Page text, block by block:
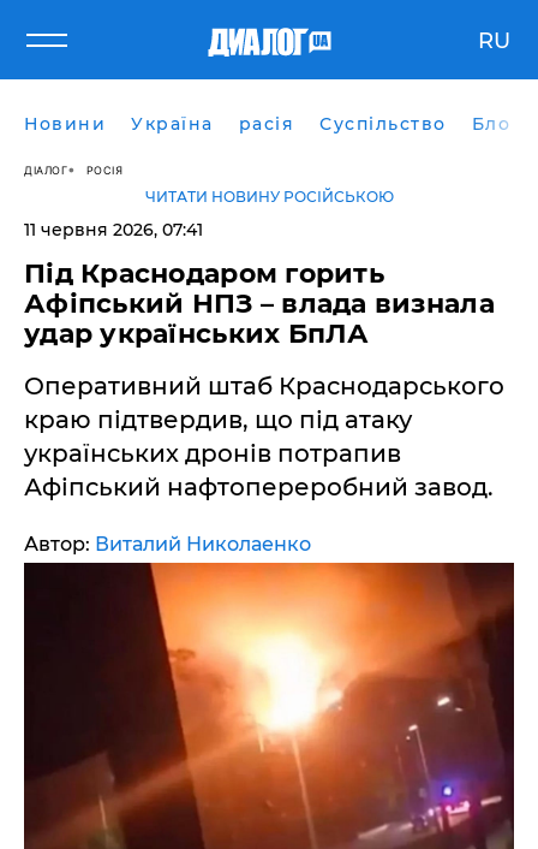
RU
Новини Україна расія Суспільство Блоги
ДІАЛОГ РОСІЯ
ЧИТАТИ НОВИНУ РОСІЙСЬКОЮ
11 червня 2026, 07:41
Під Краснодаром горить
Афіпський НПЗ – влада визнала
удар українських БпЛА
Оперативний штаб Краснодарського
краю підтвердив, що під атаку
українських дронів потрапив
Афіпський нафтопереробний завод.
Автор: Виталий Николаенко